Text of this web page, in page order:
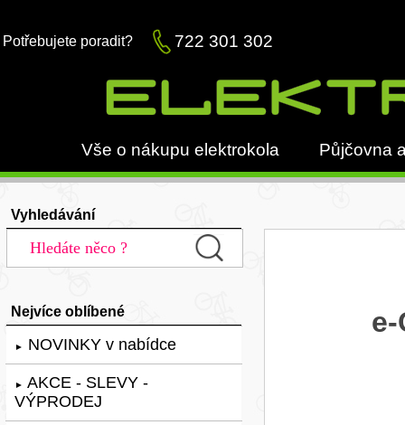
Potřebujete poradit? 722 301 302
Vše o nákupu elektrokola Půjčovna
Vyhledávání
Nejvíce oblíbené
► NOVINKY v nabídce
► AKCE - SLEVY -
VÝPRODEJ
e-